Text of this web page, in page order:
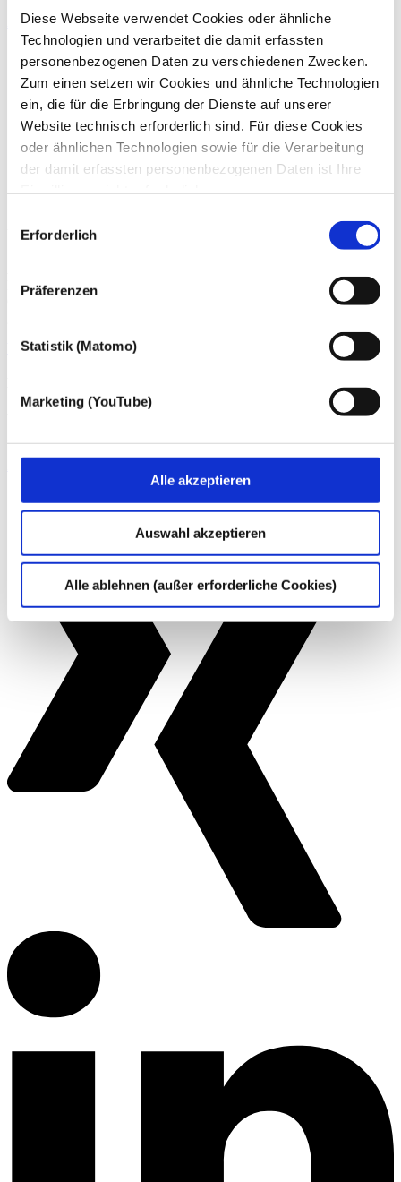
Diese Webseite verwendet Cookies oder ähnliche
Technologien und verarbeitet die damit erfassten
personenbezogenen Daten zu verschiedenen Zwecken.
Zum einen setzen wir Cookies und ähnliche Technologien
ein, die für die Erbringung der Dienste auf unserer
Website technisch erforderlich sind. Für diese Cookies
oder ähnlichen Technologien sowie für die Verarbeitung
der damit erfassten personenbezogenen Daten ist Ihre
mit Ihrer ausdrücklichen Einwilligung einsetzen und die
Erforderlich
Präferenzen
Statistik (Matomo)
Marketing (YouTube)
Alle akzeptieren
Auswahl akzeptieren
Alle ablehnen (außer erforderliche Cookies)
Arbeitsrecht
Über die dhpg
Mitarbeiter:innen Familienunternehmen und Mittelständler,
Großunternehmen, Verwaltungen der öffentlichen Hand ebenso wie
Weitere Informationen
Wenn Sie Fragen zu unseren Angeboten haben, können Sie uns
Zum Kontakt